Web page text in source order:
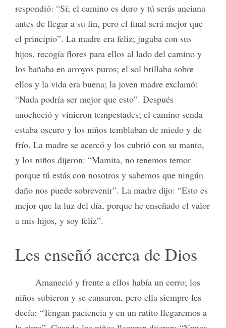
respondió: “Sí; el camino es duro y tú serás anciana
antes de llegar a su fin, pero el final será mejor que
el principio”. La madre era feliz; jugaba con sus
hijos, recogía flores para ellos al lado del camino y
los bañaba en arroyos puros; el sol brillaba sobre
ellos y la vida era buena; la joven madre exclamó:
“Nada podría ser mejor que esto”. Después
anocheció y vinieron tempestades; el camino senda
estaba oscuro y los niños temblaban de miedo y de
frío. La madre se acercó y los cubrió con su manto,
y los niños dijeron: “Mamita, no tenemos temor
porque tú estás con nosotros y sabemos que ningún
daño nos puede sobrevenir”. La madre dijo: “Esto es
mejor que la luz del día, porque he enseñado el valor
a mis hijos, y soy feliz”.
Les enseñó acerca de Dios
Amaneció y frente a ellos había un cerro; los
niños subieron y se cansaron, pero ella siempre les
decía: “Tengan paciencia y en un ratito llegaremos a